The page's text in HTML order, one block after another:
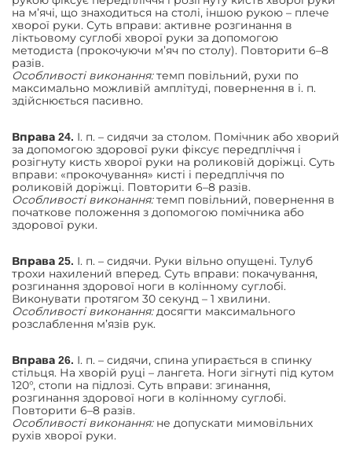
на м’ячі, що знаходиться на столі, іншою рукою – плече
хворої руки. Суть вправи: активне розгинання в
ліктьовому суглобі хворої руки за допомогою
методиста (прокочуючи м’яч по столу). Повторити 6–8
разів.
Особливості виконання:темп повільний, рухи по
максимально можливій амплітуді, повернення в і. п.
здійснюється пасивно.
Вправа 24. І. п. – сидячи за столом. Помічник або хворий
за допомогою здорової руки фіксує передпліччя і
розігнуту кисть хворої руки на роликовій доріжці. Суть
вправи: «прокочування» кисті і передпліччя по
роликовій доріжці. Повторити 6–8 разів.
Особливості виконання:темп повільний, повернення в
початкове положення з допомогою помічника або
здорової руки.
Вправа 25. І. п. – сидячи. Руки вільно опущені. Тулуб
трохи нахилений вперед. Суть вправи: покачування,
розгинання здорової ноги в колінному суглобі.
Виконувати протягом 30 секунд – 1 хвилини.
Особливості виконання: досягти максимального
розслаблення м’язів рук.
Вправа 26. І. п. – сидячи, спина упирається в спинку
стільця. На хворій руці – лангета. Ноги зігнуті під кутом
120°, стопи на підлозі. Суть вправи: згинання,
розгинання здорової ноги в колінному суглобі.
Повторити 6–8 разів.
Особливості виконання:не допускати мимовільних
рухів хворої руки.